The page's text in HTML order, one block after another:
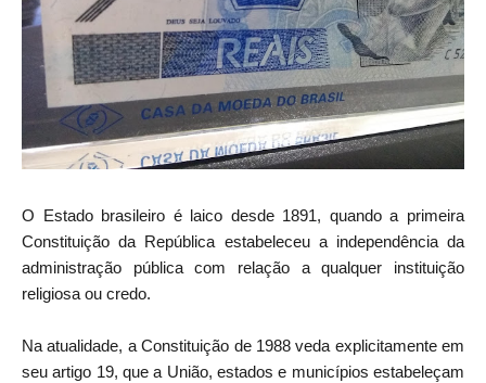
O Estado brasileiro é laico desde 1891, quando a primeira
Constituição da República estabeleceu a independência da
administração pública com relação a qualquer instituição
religiosa ou credo.
Na atualidade, a Constituição de 1988 veda explicitamente em
seu artigo 19, que a União, estados e municípios estabeleçam